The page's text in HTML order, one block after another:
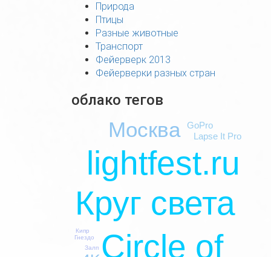
Природа
Птицы
Разные животные
Транспорт
Фейерверк 2013
Фейерверки разных стран
облако тегов
Circle of
Круг света
lightfest.ru
Москва GoPro
Lapse It Pro
Гнездо
Кипр
Залп